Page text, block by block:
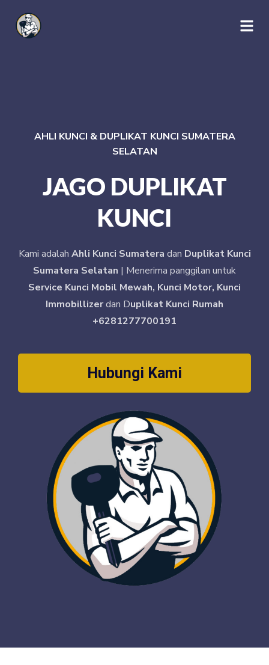
AHLI KUNCI & DUPLIKAT KUNCI SUMATERA
SELATAN
JAGO DUPLIKAT
KUNCI
Kami adalah Ahli Kunci Sumatera dan Duplikat Kunci
Sumatera Selatan | Menerima panggilan untuk
Service Kunci Mobil Mewah, Kunci Motor, Kunci
Immobillizerdan Duplikat Kunci Rumah
+6281277700191
Hubungi Kami